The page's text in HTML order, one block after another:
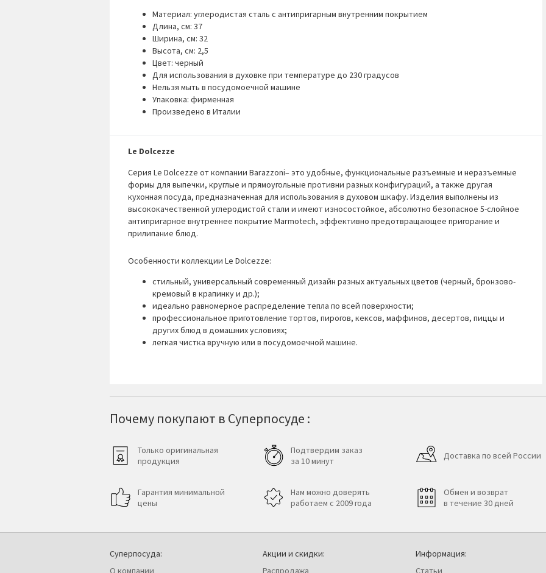
Материал: углеродистая сталь с антипригарным внутренним покрытием
Длина, см: 37
Ширина, см: 32
Высота, см: 2,5
Цвет: черный
Для использования в духовке при температуре до 230 градусов
Нельзя мыть в посудомоечной машине
Упаковка: фирменная
Произведено в Италии
Le Dolcezze
Серия Le Dolcezze от компании Barazzoni– это удобные, функциональные разъемные и неразъемные
формы для выпечки, круглые и прямоугольные противни разных конфигураций, а также другая
кухонная посуда, предназначенная для использования в духовом шкафу. Изделия выполнены из
высококачественной углеродистой стали и имеют износостойкое, абсолютно безопасное 5-слойное
антипригарное внутреннее покрытие Marmotech, эффективно предотвращающее пригорание и
прилипание блюд.
Особенности коллекции Le Dolcezze:
стильный, универсальный современный дизайн разных актуальных цветов (черный, бронзово-
кремовый в крапинку и др.);
идеально равномерное распределение тепла по всей поверхности;
профессиональное приготовление тортов, пирогов, кексов, маффинов, десертов, пиццы и
других блюд в домашних условиях;
легкая чистка вручную или в посудомоечной машине.
Почему покупают в Суперпосуде :
Только оригинальная
продукция
Гарантия минимальной
цены
Подтвердим заказ
за 10 минут
Нам можно доверять
работаем с 2009 года
Доставка по всей России
Обмен и возврат
в течение 30 дней
Суперпосуда:
О компании
Акции и скидки:
Распродажа
Информация:
Статьи